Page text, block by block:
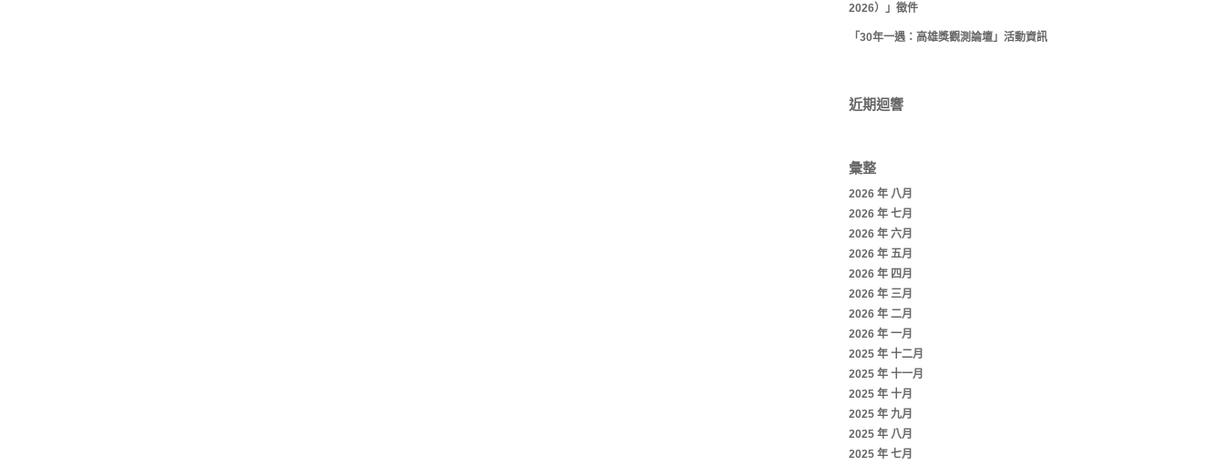
2026）」徵件
「30年一遇：高雄獎觀測論壇」活動資訊
近期迴響
彙整
2026 年 八月
2026 年 七月
2026 年 六月
2026 年 五月
2026 年 四月
2026 年 三月
2026 年 二月
2026 年 一月
2025 年 十二月
2025 年 十一月
2025 年 十月
2025 年 九月
2025 年 八月
2025 年 七月